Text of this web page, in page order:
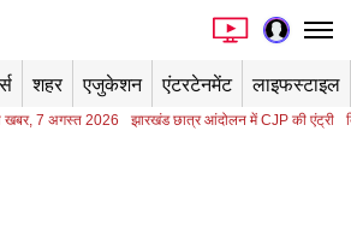
शहर एजुकेशन एंटरटेनमेंट लाइफस्टाइल
खबर, 7 अगस्त 2026 झारखंड छात्र आंदोलन में CJP की एंट्री